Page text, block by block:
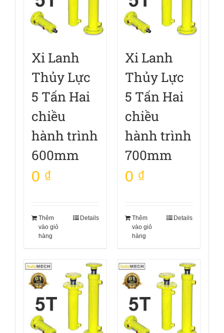
Xi Lanh
Thủy Lực
5 Tấn Hai
chiều
hành trình
600mm
0 ₫
Thêm
vào giỏ
hàng
Details
Xi Lanh
Thủy Lực
5 Tấn Hai
chiều
hành trình
700mm
0 ₫
Thêm
vào giỏ
hàng
Details